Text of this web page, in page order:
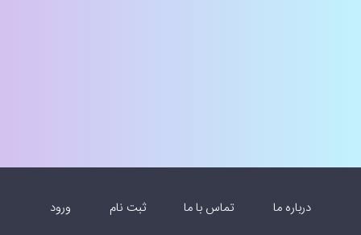
درباره ما تماس با ما ثبت نام ورود